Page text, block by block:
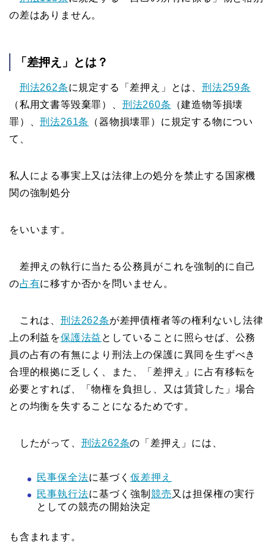
の差はありません。
「差押え」とは？
刑法262条に規定する「差押え」とは、刑法259条
（私用文書等毀棄罪）、 刑法260条 （建造物等損壊
罪）、刑法261条
（器物損壊罪）に規定する物につい
て、
私人による事実上又は法律上の処分を禁止する国家機
関の強制処分
をいいます。
差押えの執行に当たる公務員がこれを強制的に自己
の占有に移すか否かを問いません。
これは、 刑法262条が差押債権者等の権利ないし法律
上の利益を保護法益 としていることに照らせば、公務
員の占有の有無により刑法上の保護に異同を生ずべき
合理的根拠に乏しく、また、「差押え」に占有移転を
必要とすれば、「物権を負担し、又は賃貸した」場合
との均衡を失することになるためです。
したがって、 刑法262条の「差押え」には、
民事保全法に基づく 仮差押え
民事執行法に基づく強制 競売 又は担保権の実行
としての競売の開始決定
も含まれます。